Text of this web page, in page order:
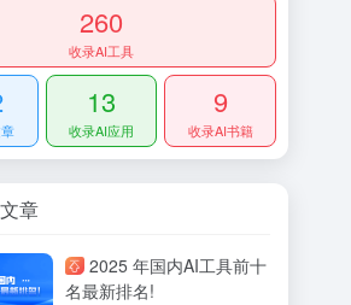
260
收录AI工具
13
收录AI应用
9
收录AI书籍
章
2025 年国内AI工具前十
名最新排名!